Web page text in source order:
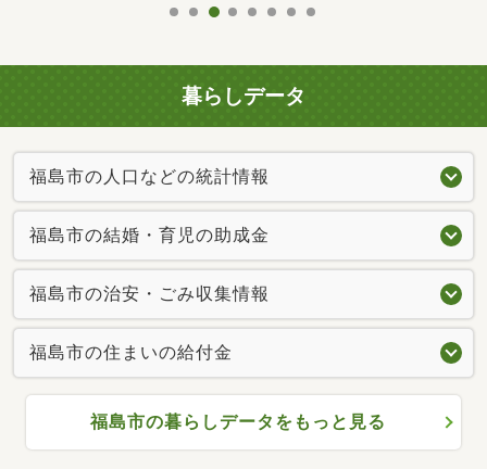
暮らしデータ
福島市の人口などの統計情報
福島市の結婚・育児の助成金
福島市の治安・ごみ収集情報
福島市の住まいの給付金
福島市の暮らしデータをもっと見る